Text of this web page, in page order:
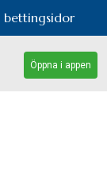
bettingsidor
Öppna i appen